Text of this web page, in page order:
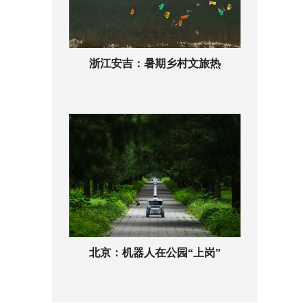
浙江安吉：暑期乡村文旅热
北京：机器人在公园“上岗”